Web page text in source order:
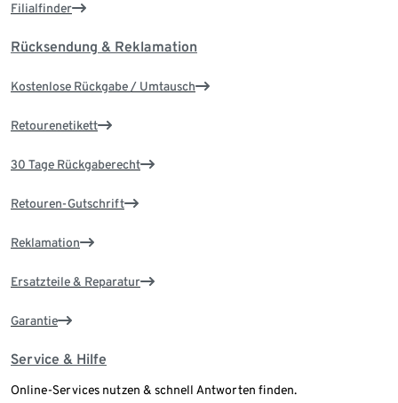
Filialfinder
Rücksendung & Reklamation
Kostenlose Rückgabe / Umtausch
Retourenetikett
30 Tage Rückgaberecht
Retouren-Gutschrift
Reklamation
Ersatzteile & Reparatur
Garantie
Service & Hilfe
Online-Services nutzen & schnell Antworten finden.